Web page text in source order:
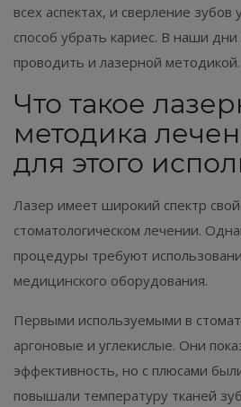
всех аспектах, и сверление
способ убрать кариес. В наши
проводить и лазерной методикой.⁣⁣⠀
Что такое
методика
для этого
Лазер имеет широкий спектр
стоматологическом лечении.
процедуры требуют
медицинского оборудования. ⁣⁣⠀
Первыми используемыми в
аргоновые и углекислые. Они
эффективность, но с плюсами
повышали температуру тканей